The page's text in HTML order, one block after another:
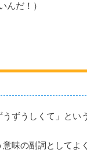
んだ！）
ずうしくて」とい
味の副詞としてよ